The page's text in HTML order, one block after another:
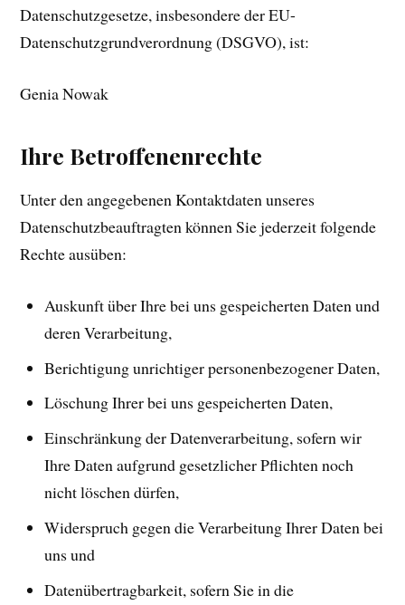
Datenschutzgesetze, insbesondere der EU-
Datenschutzgrundverordnung (DSGVO), ist:
Genia Nowak
Ihre Betroffenenrechte
Unter den angegebenen Kontaktdaten unseres
Datenschutzbeauftragten können Sie jederzeit folgende
Rechte ausüben:
Auskunft über Ihre bei uns gespeicherten Daten und
deren Verarbeitung,
Berichtigung unrichtiger personenbezogener Daten,
Löschung Ihrer bei uns gespeicherten Daten,
Einschränkung der Datenverarbeitung, sofern wir
Ihre Daten aufgrund gesetzlicher Pflichten noch
nicht löschen dürfen,
Widerspruch gegen die Verarbeitung Ihrer Daten bei
uns und
Datenübertragbarkeit, sofern Sie in die